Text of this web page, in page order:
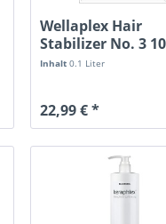
Wellaplex Hair
Stabilizer No. 3
Inhalt 0.1 Liter
22,99 € *